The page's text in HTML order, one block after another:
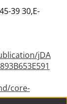
39 30,E-
jDA
core-